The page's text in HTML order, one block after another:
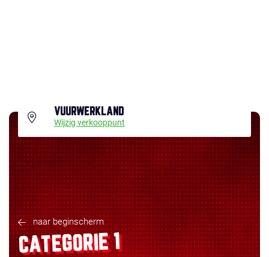
VUURWERKLAND
Wijzig verkooppunt
naar beginscherm
CATEGORIE 1